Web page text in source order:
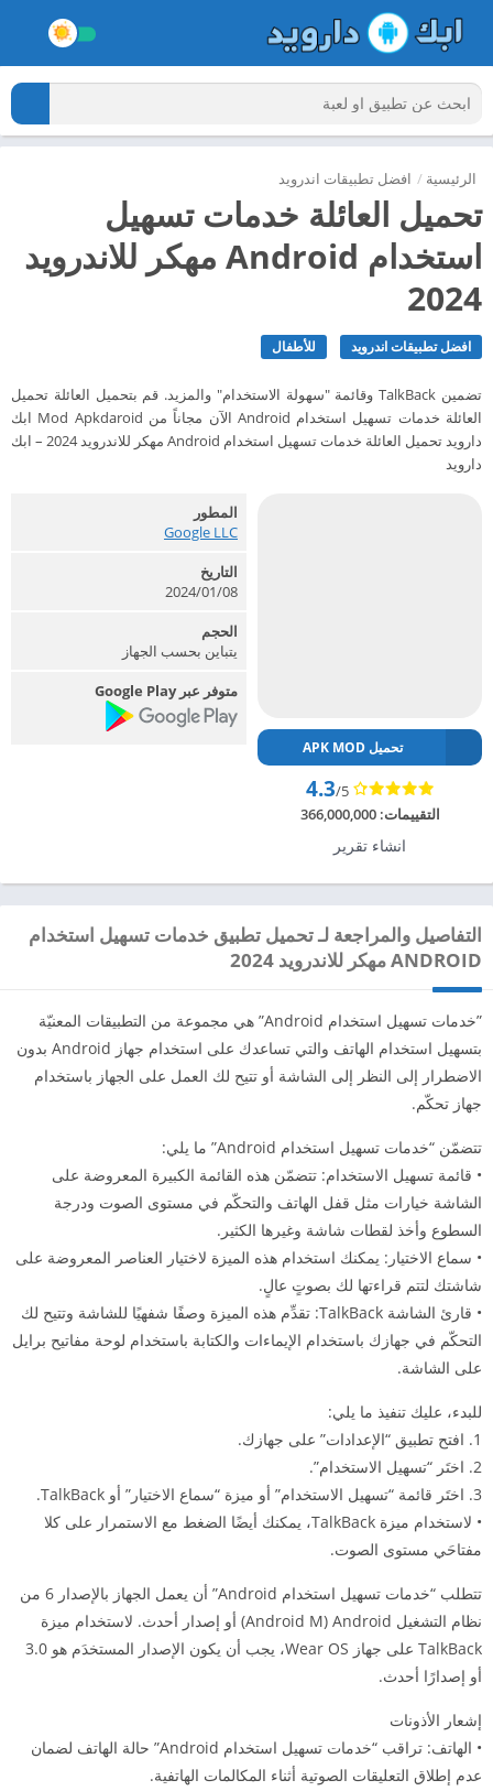
الرئيسية / افضل تطبيقات اندرويد
تحميل العائلة ‏خدمات تسهيل
استخدام Android مهكر للاندرويد
2024
افضل تطبيقات اندرويد للأطفال
‏تضمين TalkBack وقائمة "سهولة الاستخدام" والمزيد. قم بتحميل العائلة تحميل
العائلة ‏خدمات تسهيل استخدام Android الآن مجاناً من Mod Apkdaroid ابك
دارويد تحميل العائلة ‏خدمات تسهيل استخدام Android مهكر للاندرويد 2024 – ابك
دارويد
تحميل APK MOD
4.3/5
التقييمات:366,000,000
انشاء تقرير
المطور
Google LLC‏
التاريخ
2024/01/08
الحجم
يتباين بحسب الجهاز
متوفر عبر Google Play
التفاصيل والمراجعة لـ تحميل تطبيق ‏خدمات تسهيل استخدام
ANDROID مهكر للاندرويد 2024
‏”خدمات تسهيل استخدام Android” هي مجموعة من التطبيقات المعنيّة
بتسهيل استخدام الهاتف والتي تساعدك على استخدام جهاز Android بدون
الاضطرار إلى النظر إلى الشاشة أو تتيح لك العمل على الجهاز باستخدام
جهاز تحكّم.
تتضمّن “خدمات تسهيل استخدام Android” ما يلي:
• قائمة تسهيل الاستخدام: تتضمّن هذه القائمة الكبيرة المعروضة على
الشاشة خيارات مثل قفل الهاتف والتحكّم في مستوى الصوت ودرجة
السطوع وأخذ لقطات شاشة وغيرها الكثير.
• سماع الاختيار: يمكنك استخدام هذه الميزة لاختيار العناصر المعروضة على
شاشتك لتتم قراءتها لك بصوتٍ عالٍ.
• قارئ الشاشة TalkBack: تقدِّم هذه الميزة وصفًا شفهيًا للشاشة وتتيح لك
التحكّم في جهازك باستخدام الإيماءات والكتابة باستخدام لوحة مفاتيح برايل
على الشاشة.
للبدء، عليك تنفيذ ما يلي:
1. افتح تطبيق “الإعدادات” على جهازك.
2. اختَر “تسهيل الاستخدام”.
3. اختَر قائمة “تسهيل الاستخدام” أو ميزة “سماع الاختيار” أو TalkBack.‏
• لاستخدام ميزة TalkBack، يمكنك أيضًا الضغط مع الاستمرار على كلا
مفتاحَي مستوى الصوت.
تتطلب “خدمات تسهيل استخدام Android” أن يعمل الجهاز بالإصدار 6 من
نظام التشغيل Android ‏(Android M) أو إصدار أحدث. لاستخدام ميزة
TalkBack على جهاز Wear OS، يجب أن يكون الإصدار المستخدَم هو 3.0
أو إصدارًا أحدث.
إشعار الأذونات
• الهاتف: تراقب “خدمات تسهيل استخدام Android” حالة الهاتف لضمان
عدم إطلاق التعليقات الصوتية أثناء المكالمات الهاتفية.